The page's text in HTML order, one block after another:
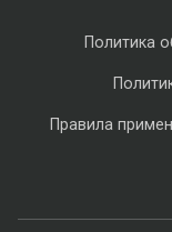
Политика
Правила